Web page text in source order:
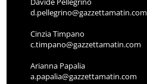
d.pellegrino@gazzettamatin.com
Cinzia Timpano
c.timpano@gazzettamatin.com
Arianna Papalia
a.papalia@gazzettamatin.com